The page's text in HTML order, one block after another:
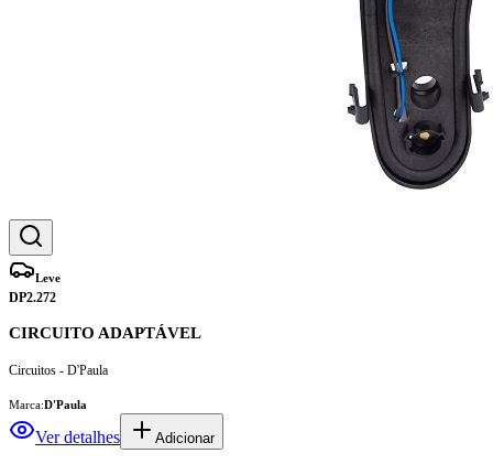
Leve
DP2.272
CIRCUITO ADAPTÁVEL
Circuitos - D'Paula
Marca:D'Paula
Ver detalhes Adicionar